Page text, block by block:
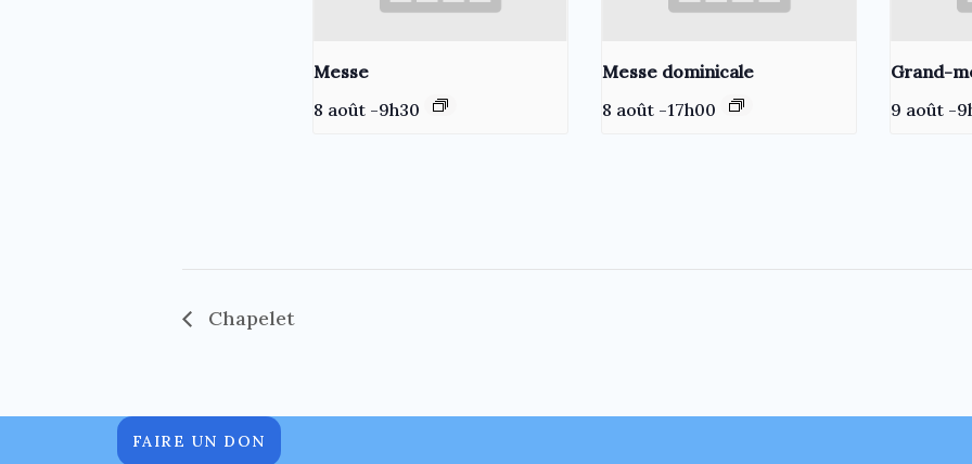
Messe
8 août -9h30
Messe dominicale
8 août -17h00
Grand-
9 août -
Chapelet
FAIRE UN DON